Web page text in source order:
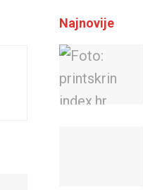
Najnovije